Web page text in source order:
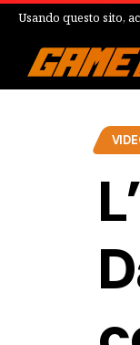
Usando questo sito,